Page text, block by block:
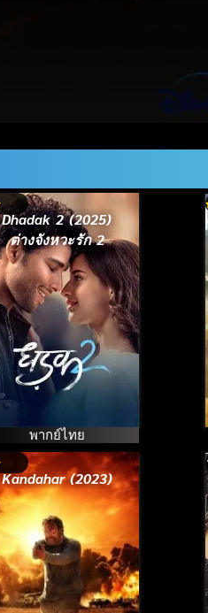
Dhadak 2 (2025)
ต่างจังหวะรัก 2
พากย์ไทย
Kandahar (2023)